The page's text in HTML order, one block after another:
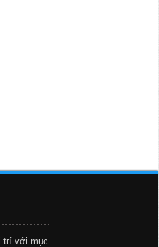
trí với mục